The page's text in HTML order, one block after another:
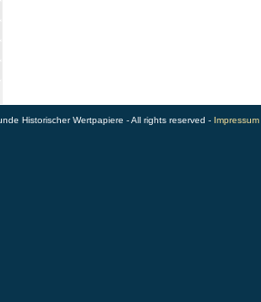
Historischer Wertpapiere - All rights reserved - Impressum